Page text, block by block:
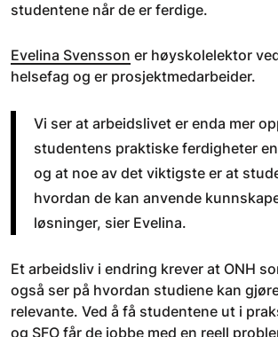
studentene når de er ferdige.
Evelina Svensson er høyskolelektor
helsefag og er prosjektmedarbeider.
Vi ser at arbeidslivet er enda mer
studentens praktiske ferdigheter
og at noe av det viktigste er at
hvordan de kan anvende
løsninger, sier Evelina.
Et arbeidsliv i endring krever at ONH
også ser på hvordan studiene kan
relevante. Ved å få studentene ut i
og SFO får de jobbe med en reell